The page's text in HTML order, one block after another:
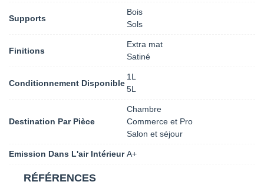
Supports
Bois
Sols
Finitions
Extra mat
Satiné
Conditionnement Disponible
1L
5L
Destination Par Pièce
Chambre
Commerce et Pro
Salon et séjour
Emission Dans L'air Intérieur A+
RÉFÉRENCES